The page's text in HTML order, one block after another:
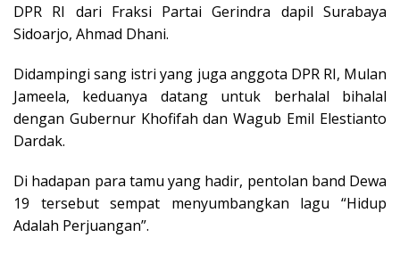
DPR RI dari Fraksi Partai Gerindra dapil Surabaya
Sidoarjo, Ahmad Dhani.
Didampingi sang istri yang juga anggota DPR RI, Mulan
Jameela, keduanya datang untuk berhalal bihalal
dengan Gubernur Khofifah dan Wagub Emil Elestianto
Dardak.
Di hadapan para tamu yang hadir, pentolan band Dewa
19 tersebut sempat menyumbangkan lagu “Hidup
Adalah Perjuangan”.